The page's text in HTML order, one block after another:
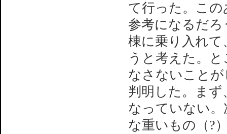
て行った。こ
参考になるだ
棟に乗り入れ
うと考えた。
なさないこと
判明した。ま
なっていない
な重いもの（?